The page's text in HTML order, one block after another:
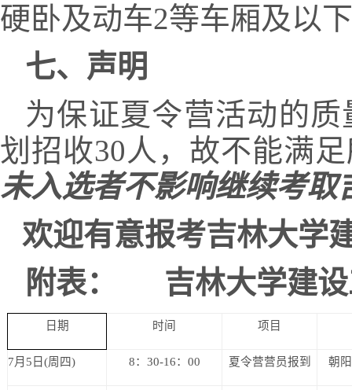
硬卧及动车2等车厢及以
七、声明
为保证夏令营活动的
划招收30人，故不能满
未入选者不影响继续考取
欢迎有意报考吉林大学
附表： 吉林大学建设
日期 时间 项目
7月5日(周四) 8：30-16：00 夏令营营员报到 朝